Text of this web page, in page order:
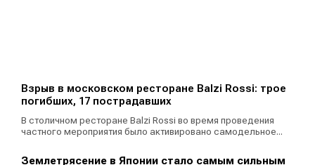
Взрыв в московском ресторане Balzi Rossi: трое
погибших, 17 пострадавших
В столичном ресторане Balzi Rossi во время проведения
частного мероприятия было активировано самодельное...
Землетрясение в Японии стало самым сильным